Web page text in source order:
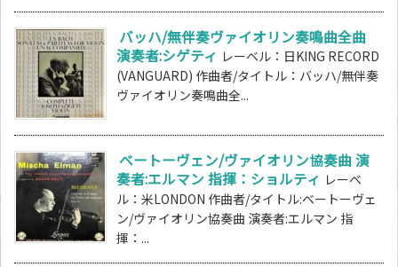
バッハ/無伴奏ヴァイオリン奏鳴曲全曲
演奏者:シゲティ レーベル：日KING RECORD
(VANGUARD) 作曲者/タイトル：バッハ/無伴奏
ヴァイオリン奏鳴曲全...
ベートーヴェン/ヴァイオリン協奏曲 演
奏者:エルマン 指揮：ショルティ レーベ
ル：米LONDON 作曲者/タイトル:ベートーヴェ
ン/ヴァイオリン協奏曲 演奏者:エルマン 指
揮：...